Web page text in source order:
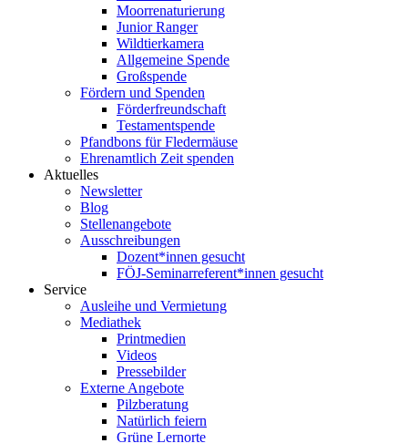
Moorrenaturierung
Junior Ranger
Wildtierkamera
Allgemeine Spende
Großspende
Fördern und Spenden
Förderfreundschaft
Testamentspende
Pfandbons für Fledermäuse
Ehrenamtlich Zeit spenden
Aktuelles
Newsletter
Blog
Stellenangebote
Ausschreibungen
Dozent*innen gesucht
FÖJ-Seminarreferent*innen gesucht
Service
Ausleihe und Vermietung
Mediathek
Printmedien
Videos
Pressebilder
Externe Angebote
Pilzberatung
Natürlich feiern
Grüne Lernorte